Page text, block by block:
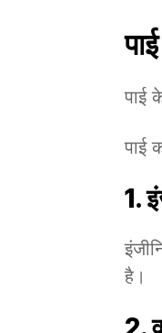
पाई
पाई
1.
है।